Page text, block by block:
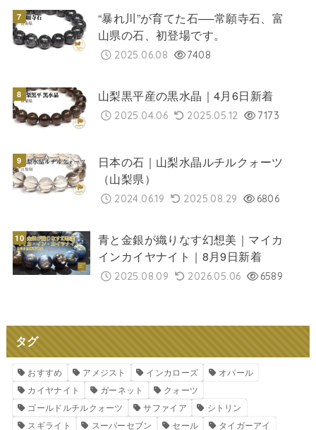
“暴れ川”が育てた石──常願寺石、富
山県の石、初登場です。
2025.06.08 7408
山梨黒平産の黒水晶｜4月6日新着
2025.04.06 2025.05.12 7173
日本の石｜山梨水晶ルチルクォーツ
（山梨県）
2024.06.19 2025.08.29 6806
青と金銀が織りなす幻想美｜マイカ
インカイヤナイト｜8月9日新着
2025.08.09 2026.05.06 6589
タグ
おすすめ アメジスト インカローズ
オパール
カイヤナイト
ガーネット
クォーツ
ゴールドルチルクォーツ
サファイア
シトリン
スギライト
スーパーセブン セール
タイガーアイ